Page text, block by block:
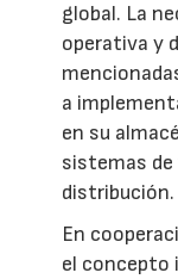
global. La
operativa y
a
en su
sistemas
distribución.
En
el concepto